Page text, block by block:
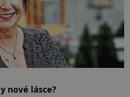
nové lásce?